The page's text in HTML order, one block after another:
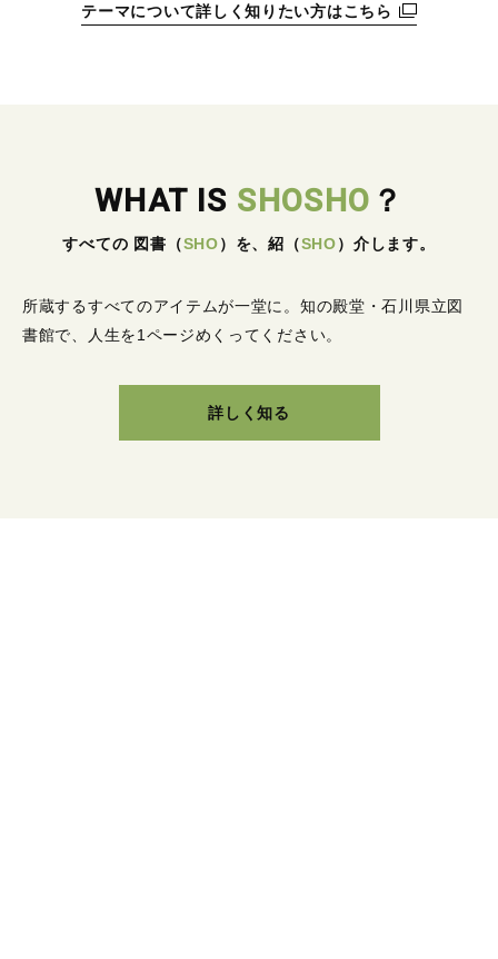
テーマについて詳しく知りたい方はこちら
WHAT IS SHOSHO ？
すべての 図書 （SHO） を、紹 （SHO） 介します。
所蔵するすべてのアイテムが一堂に。 知の殿堂・石川県立図
書館で、人生を1ページめくってください。
詳しく知る